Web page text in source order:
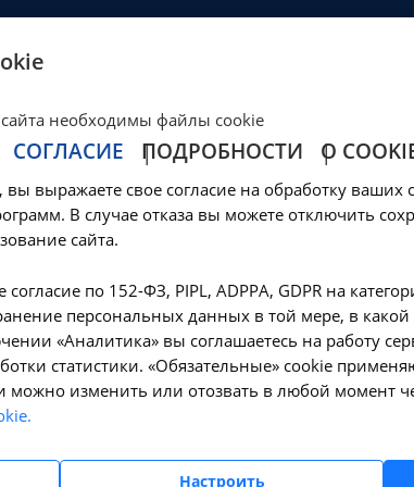
скорости
Иркутске
— Гематология и коагулология —
Оформите заявку на
вопросы.
Да, верно
необходимы файлы cookie
СОГЛАСИЕ ПОДРОБНОСТИ О
выражаете свое согласие на обработку ваших
В случае отказа вы можете отключить
сайта.
по 152-ФЗ, PIPL, ADPPA, GDPR на
персональных данных в той мере, в
«Аналитика» вы соглашаетесь на работу
статистики. «Обязательные» cookie
можно изменить или отозвать в любой момент
Настроить